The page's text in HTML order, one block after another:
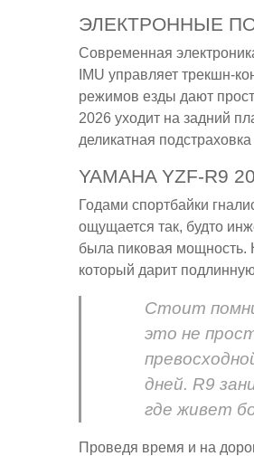
ЭЛЕКТРОННЫЕ
Современная
IMU управляет трекшн-
режимов езды дают
2026 уходит на задний
деликатная
YAMAHA YZF-
Годами спортбайки
ощущается так, будто
была пиковая мощность.
который дарит
Стоит
это не
дней. R9
где живет
Проведя время и на